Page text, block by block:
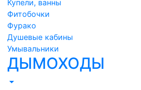
Купели, ванны
Фитобочки
Фурако
Душевые кабины
Умывальники
ДЫМОХОДЫ